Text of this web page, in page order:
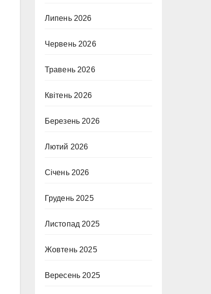
Липень 2026
Червень 2026
Травень 2026
Квітень 2026
Березень 2026
Лютий 2026
Січень 2026
Грудень 2025
Листопад 2025
Жовтень 2025
Вересень 2025